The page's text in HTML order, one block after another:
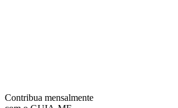
Contribua mensalmente